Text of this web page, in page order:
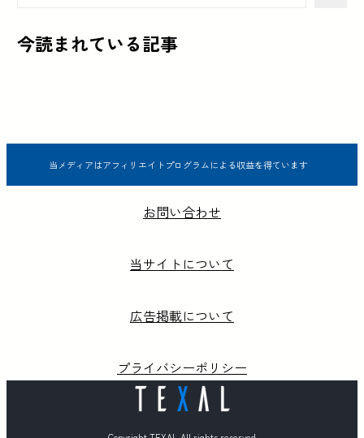
今読まれている記事
当メディアはアフィリエイトプログラムによる収益を得ています
お問い合わせ
当サイトについて
広告掲載について
プライバシーポリシー